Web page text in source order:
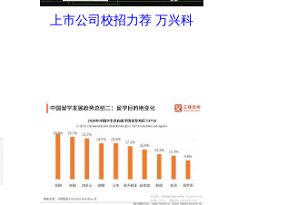
上市公司校招力荐 万兴科